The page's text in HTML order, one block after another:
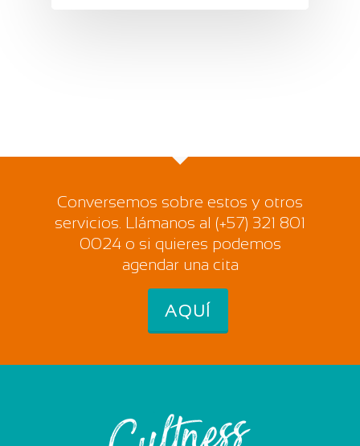
Conversemos sobre estos y otros
servicios. Llámanos al (+57) 321 801
0024 o si quieres podemos
agendar una cita
AQUÍ